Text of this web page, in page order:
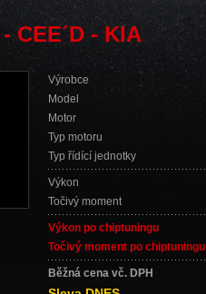
CEE´D - KIA
Výrobce
Model
Motor
Typ motoru
Typ řídící jednotky
Výkon
Točivý moment
Výkon po chiptuningu
Točivý moment po chiptuningu
Běžná cena vč. DPH